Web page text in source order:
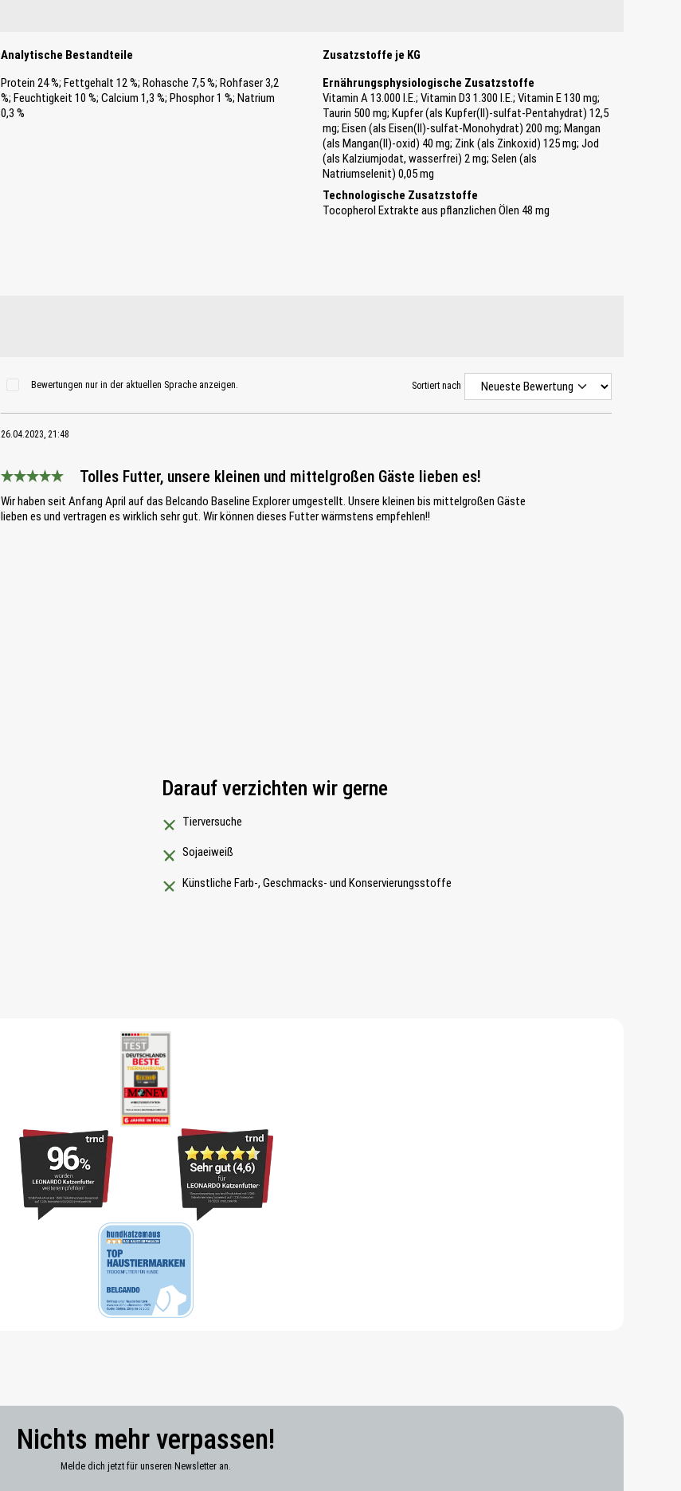
Analytische Bestandteile
Protein 24 %; Fettgehalt 12 %; Rohasche 7,5 %; Rohfaser 3,2
%; Feuchtigkeit 10 %; Calcium 1,3 %; Phosphor 1 %; Natrium
0,3 %
Zusatzstoffe je KG
Ernährungsphysiologische Zusatzstoffe
Vitamin A 13.000 I.E.; Vitamin D3 1.300 I.E.; Vitamin E 130 mg;
Taurin 500 mg; Kupfer (als Kupfer(II)-sulfat-Pentahydrat) 12,5
mg; Eisen (als Eisen(II)-sulfat-Monohydrat) 200 mg; Mangan
(als Mangan(II)-oxid) 40 mg; Zink (als Zinkoxid) 125 mg; Jod
(als Kalziumjodat, wasserfrei) 2 mg; Selen (als
Natriumselenit) 0,05 mg
Technologische Zusatzstoffe
Tocopherol Extrakte aus pflanzlichen Ölen 48 mg
Bewertungen nur in der aktuellen Sprache anzeigen. Sortiert nach
26.04.2023, 21:48
Tolles Futter, unsere kleinen und mittelgroßen Gäste lieben es!
Wir haben seit Anfang April auf das Belcando Baseline Explorer umgestellt. Unsere kleinen bis mittelgroßen Gäste
lieben es und vertragen es wirklich sehr gut. Wir können dieses Futter wärmstens empfehlen!!
Darauf verzichten wir gerne
Tierversuche
Sojaeiweiß
Künstliche Farb-, Geschmacks- und Konservierungsstoffe
Nichts mehr verpassen!
Melde dich jetzt für unseren Newsletter an.